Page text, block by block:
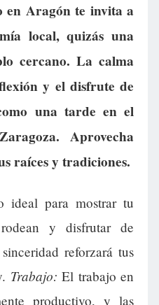
Aragón te invita a
local, quizás una
cercano. La calma
y el disfrute de
una tarde en el
Aprovecha
raíces y tradiciones.
ideal para mostrar tu
y disfrutar de
reforzará tus
Trabajo: El trabajo en
productivo, y las